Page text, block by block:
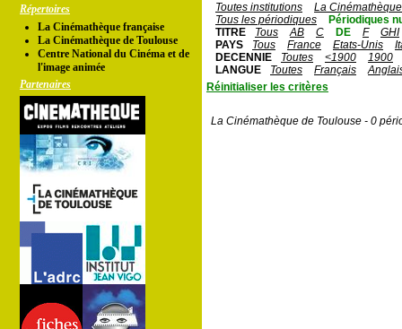
Répertoires
La Cinémathèque française
La Cinémathèque de Toulouse
Centre National du Cinéma et de
l'image animée
Partenaires
Toutes institutions
La
Tous les périodiques
Périodiques
TITRE
Tous AB C DE F
GHI
PAYS
Tous France Etats-Unis
DECENNIE
Toutes <1900
1900
LANGUE
Toutes Français
Réinitialiser les critères
La Cinémathèque de Toulouse - 0